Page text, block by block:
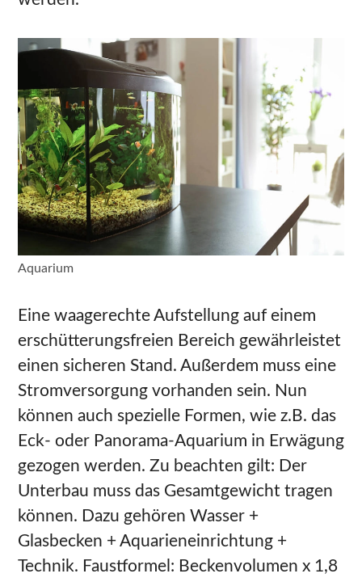
Aquarium
Eine waagerechte Aufstellung auf einem
erschütterungsfreien Bereich gewährleistet
einen sicheren Stand. Außerdem muss eine
Stromversorgung vorhanden sein. Nun
können auch spezielle Formen, wie z.B. das
Eck- oder Panorama-Aquarium in Erwägung
gezogen werden. Zu beachten gilt: Der
Unterbau muss das Gesamtgewicht tragen
können. Dazu gehören Wasser +
Glasbecken + Aquarieneinrichtung +
Technik. Faustformel: Beckenvolumen x 1,8